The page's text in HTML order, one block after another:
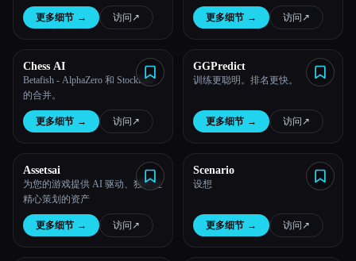
Esc
更多细节 → 访问 ↗︎ 更多细节 → 访问 ↗︎
Chess AI
Betafish - AlphaZero 和 Stockfish
的合并。
更多细节 → 访问 ↗︎
GGPredict
训练更聪明。排名更快。
更多细节 → 访问 ↗︎
Assetsai
为您的游戏提供 AI 驱动、独特且
精心策划的资产
更多细节 → 访问 ↗︎
Scenario
设想
更多细节 → 访问 ↗︎